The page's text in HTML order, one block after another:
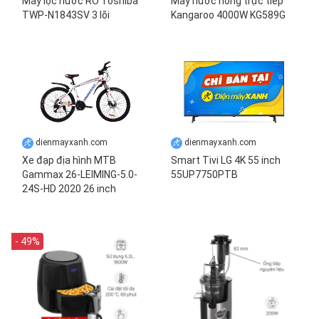
TWP-N1843SV 3 lõi
Kangaroo 4000W KG589G
dienmayxanh.com
Xe đạp địa hình MTB
Gammax 26-LEIMING-5.0-
24S-HD 2020 26 inch
dienmayxanh.com
Smart Tivi LG 4K 55 inch
55UP7750PTB
- 49%